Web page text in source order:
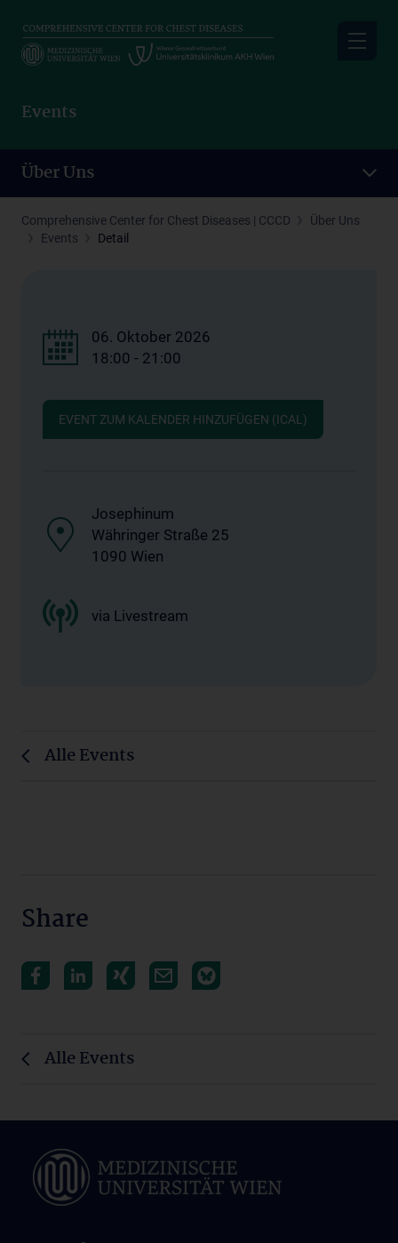
main
Events
Über Uns
Comprehensive Center for Chest Diseases | CCCD
Über Uns
Events
Detail
06. Oktober 2026
18:00 - 21:00
EVENT ZUM KALENDER HINZUFÜGEN (ICAL)
Josephinum
Währinger Straße 25
1090 Wien
via Livestream
Alle Events
Share
Alle Events